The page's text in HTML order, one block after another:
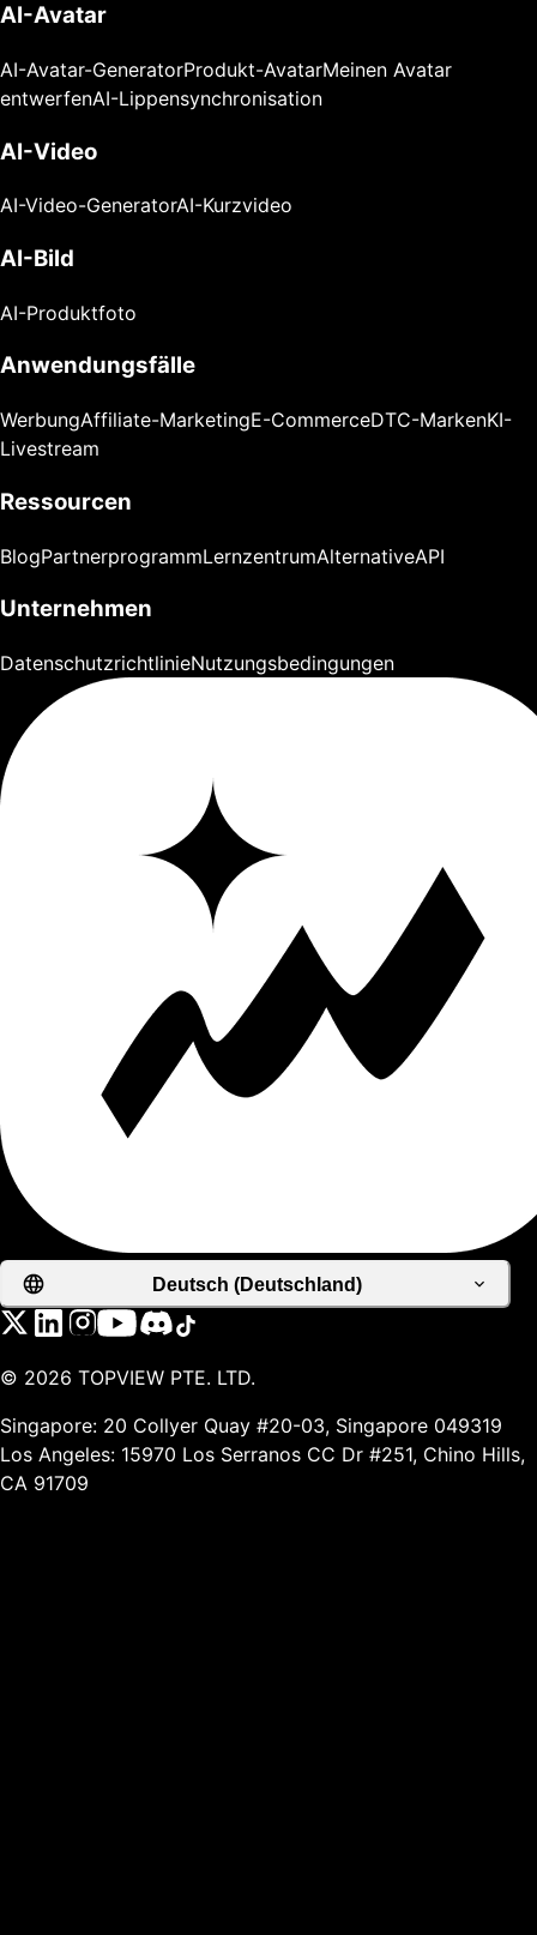
AI-Avatar
AI-Avatar-GeneratorProdukt-AvatarMeinen Avatar
entwerfenAI-Lippensynchronisation
AI-Video
AI-Video-GeneratorAI-Kurzvideo
AI-Bild
AI-Produktfoto
Anwendungsfälle
WerbungAffiliate-MarketingE-CommerceDTC-MarkenKI-
Livestream
Ressourcen
BlogPartnerprogrammLernzentrumAlternativeAPI
Unternehmen
DatenschutzrichtlinieNutzungsbedingungen
Deutsch (Deutschland)
© 2026 TOPVIEW PTE. LTD.
Singapore: 20 Collyer Quay #20-03, Singapore 049319
Los Angeles: 15970 Los Serranos CC Dr #251, Chino Hills,
CA 91709